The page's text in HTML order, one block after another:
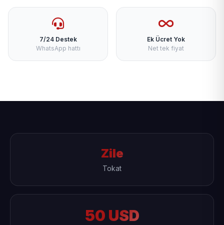
7/24 Destek
WhatsApp hattı
Ek Ücret Yok
Net tek fiyat
Zile
Tokat
50 USD